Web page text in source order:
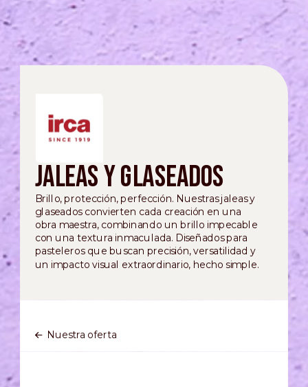
Jaleas y Glaseados
Brillo, protección, perfección. Nuestras jaleas y
glaseados convierten cada creación en una
obra maestra, combinando un brillo impecable
con una textura inmaculada. Diseñados para
pasteleros que buscan precisión, versatilidad y
un impacto visual extraordinario, hecho simple.
Nuestra oferta